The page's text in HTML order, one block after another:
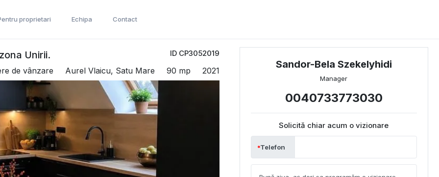
proprietari Echipa Contact
ID CP3052019
Unirii.
de vânzare Aurel Vlaicu, Satu Mare 90 mp 2021
Sandor-Bela Szekelyhidi
Manager
0040733773030
Solicită chiar acum o vizionare
Telefon